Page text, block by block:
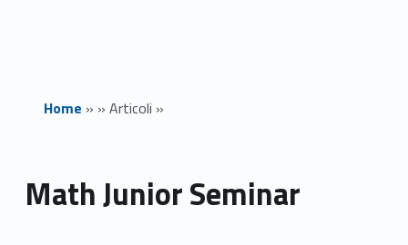
Home » » Articoli »
Math Junior Seminar